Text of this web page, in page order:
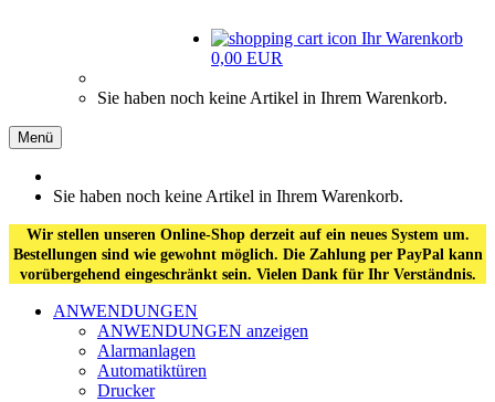
Ihr Warenkorb
0,00 EUR
Sie haben noch keine Artikel in Ihrem Warenkorb.
Menü
Sie haben noch keine Artikel in Ihrem Warenkorb.
Wir stellen unseren Online-Shop derzeit auf ein neues System um.
Bestellungen sind wie gewohnt möglich. Die Zahlung per PayPal kann
vorübergehend eingeschränkt sein. Vielen Dank für Ihr Verständnis.
ANWENDUNGEN
ANWENDUNGEN anzeigen
Alarmanlagen
Automatiktüren
Drucker